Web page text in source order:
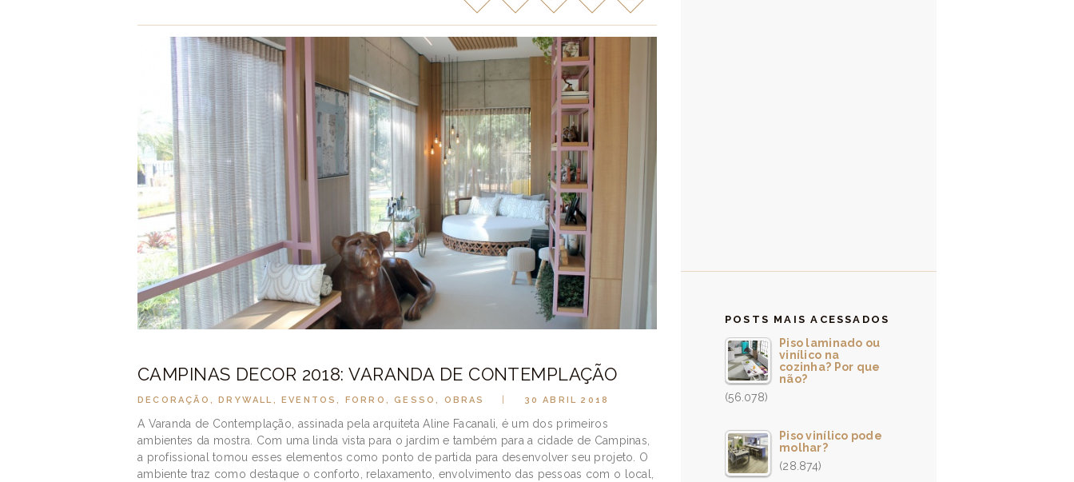
CAMPINAS DECOR 2018: VARANDA DE CONTEMPLAÇÃO
DECORAÇÃO , DRYWALL, EVENTOS, FORRO ,GESSO, OBRAS 30 ABRIL 2018
A Varanda de Contemplação, assinada pela arquiteta Aline Facanali, é um dos primeiros
ambientes da mostra. Com uma linda vista para o jardim e também para a cidade de Campinas,
a profissional tomou esses elementos como ponto de partida para desenvolver seu projeto. O
ambiente traz como destaque o conforto, relaxamento, envolvimento das pessoas com o local,
POSTS MAIS ACESSADOS
Piso laminado ou
vinílico na
cozinha? Por que
não?
(56.078)
Piso vinílico pode
molhar?
(28.874)